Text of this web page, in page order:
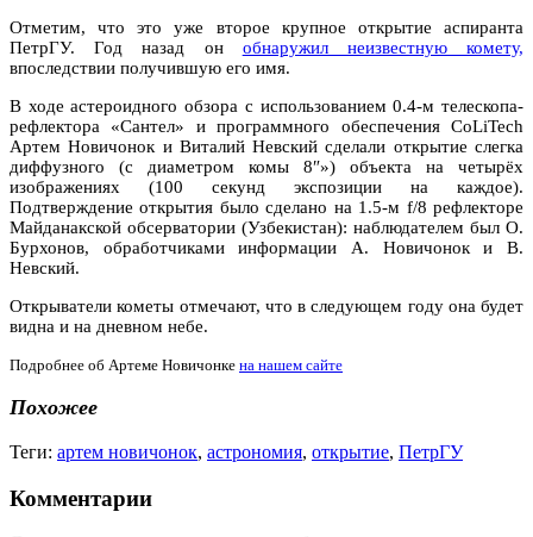
Отметим, что это уже второе крупное открытие аспиранта
ПетрГУ. Год назад он обнаружил неизвестную комету,
впоследствии получившую его имя.
В ходе астероидного обзора с использованием 0.4-м телескопа-
рефлектора «Сантел» и программного обеспечения CoLiTech
Артем Новичонок и Виталий Невский сделали открытие слегка
диффузного (с диаметром комы 8″») объекта на четырёх
изображениях (100 секунд экспозиции на каждое).
Подтверждение открытия было сделано на 1.5-м f/8 рефлекторе
Майданакской обсерватории (Узбекистан): наблюдателем был О.
Бурхонов, обработчиками информации А. Новичонок и В.
Невский.
Открыватели кометы отмечают, что в следующем году она будет
видна и на дневном небе.
Подробнее об Артеме Новичонке на нашем сайте
Похожее
Теги: артем новичонок, астрономия, открытие, ПетрГУ
Комментарии